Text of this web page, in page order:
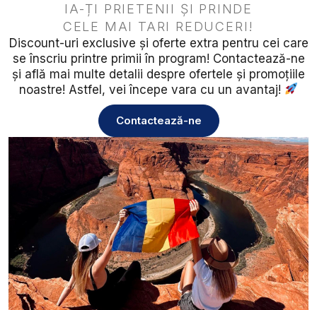
IA-ȚI PRIETENII ȘI PRINDE
CELE MAI TARI REDUCERI!
Discount-uri exclusive și oferte extra pentru cei care
se înscriu printre primii în program! Contactează-ne
și află mai multe detalii despre ofertele și promoțiile
noastre! Astfel, vei începe vara cu un avantaj!
Contactează-ne